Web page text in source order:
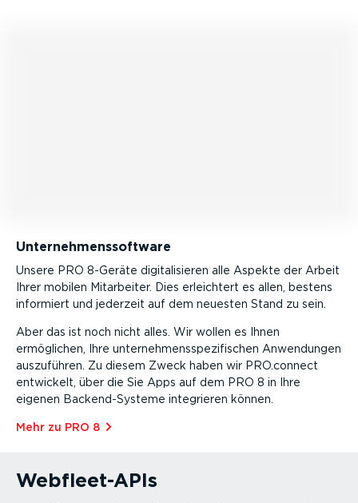
Unter­neh­mens­software
Unsere PRO 8-Geräte digita­li­sieren alle Aspekte der Arbeit
Ihrer mobilen Mitarbeiter. Dies erleichtert es allen, bestens
informiert und jederzeit auf dem neuesten Stand zu sein.
Aber das ist noch nicht alles. Wir wollen es Ihnen
ermöglichen, Ihre unter­neh­mens­spe­zi­fi­schen Anwendungen
auszuführen. Zu diesem Zweck haben wir PRO.connect
entwickelt, über die Sie Apps auf dem PRO 8 in Ihre
eigenen Backen­d-­Systeme integrieren können.
Mehr zu PRO 8⁠
Webfleet-APIs